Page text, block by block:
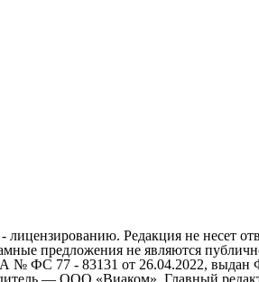
Редакция не несет
предложения не являются
ФС 77 - 83131 от 26.04.2022, выдан
— ООО «Виаком». Главный